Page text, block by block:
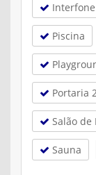
Interfone
Piscina
Portaria
Salão de
Sauna